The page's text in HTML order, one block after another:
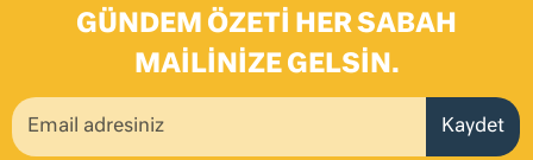
GÜNDEM ÖZETI HER SABAH
MAILINIZE GELSIN.
Kaydet